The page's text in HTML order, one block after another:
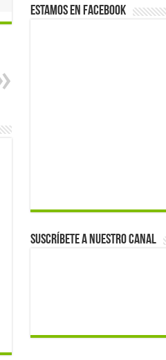
Estamos en Facebook
Suscríbete a nuestro canal